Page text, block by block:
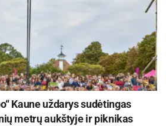
ilgiau išliks ryškūs.
Kaune uždarys sudėtingas
metrų aukštyje ir piknikas